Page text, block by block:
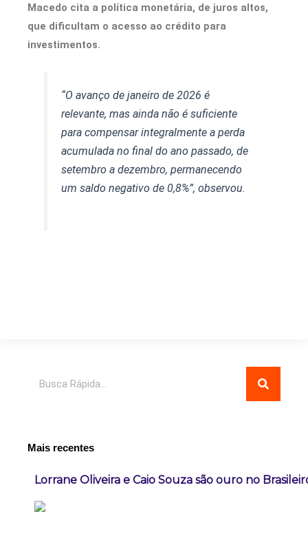
Macedo cita a política monetária, de juros altos,
que dificultam o acesso ao crédito para
investimentos.
“O avanço de janeiro de 2026 é
relevante, mas ainda não é suficiente
para compensar integralmente a perda
acumulada no final do ano passado, de
setembro a dezembro, permanecendo
um saldo negativo de 0,8%”, observou.
Mais recentes
Lorrane Oliveira e Caio Souza são ouro no